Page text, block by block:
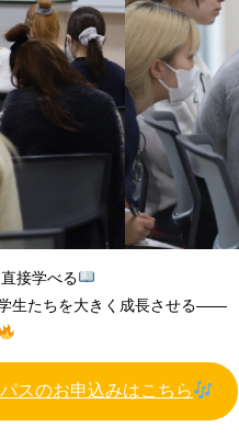
接学べる
生たちを大きく成長させる——
スのお申込みはこちら